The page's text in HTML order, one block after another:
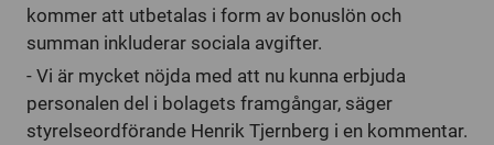
kommer att utbetalas i form av bonuslön och
summan inkluderar sociala avgifter.
- Vi är mycket nöjda med att nu kunna erbjuda
personalen del i bolagets framgångar, säger
styrelseordförande Henrik Tjernberg i en kommentar.